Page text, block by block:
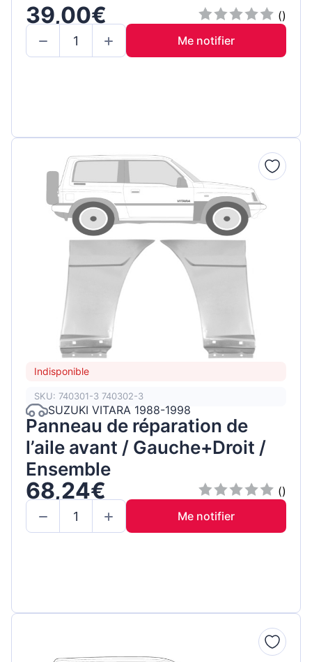
39,00€
()
Me notifier
Indisponible
SKU: 740301-3 740302-3
SUZUKI VITARA 1988-1998
Panneau de réparation de
l’aile avant / Gauche+Droit /
Ensemble
68,24€
()
Me notifier